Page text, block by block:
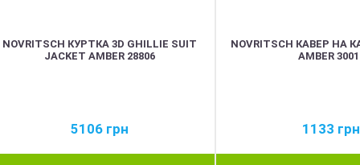
NOVRITSCH КУРТКА 3D GHILLIE SUIT
JACKET AMBER 28806
5106 грн
NOVRITSCH КАВЕР НА
AMBER
1133 грн